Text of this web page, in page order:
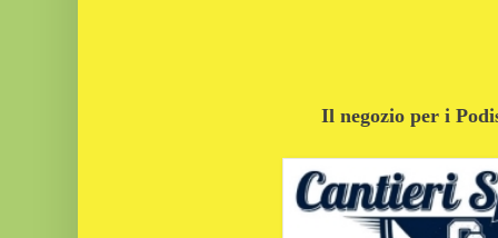
Il negozio per i